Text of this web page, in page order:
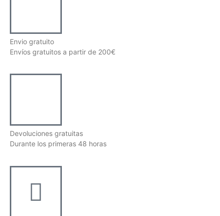
Envio gratuito
Envíos gratuitos a partir de 200€
Devoluciones gratuitas
Durante los primeras 48 horas